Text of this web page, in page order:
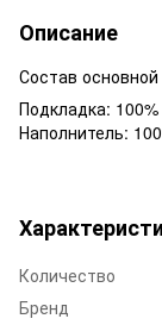
Описание
Состав
Подкладка:
Наполнитель:
Количество
Бренд